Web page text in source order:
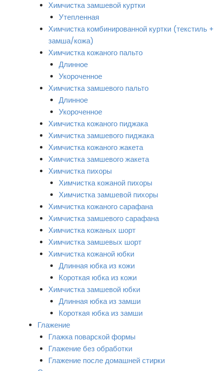
Химчистка замшевой куртки
Утепленная
Химчистка комбинированной куртки (текстиль +
замша/кожа)
Химчистка кожаного пальто
Длинное
Укороченное
Химчистка замшевого пальто
Длинное
Укороченное
Химчистка кожаного пиджака
Химчистка замшевого пиджака
Химчистка кожаного жакета
Химчистка замшевого жакета
Химчистка пихоры
Химчистка кожаной пихоры
Химчистка замшевой пихоры
Химчистка кожаного сарафана
Химчистка замшевого сарафана
Химчистка кожаных шорт
Химчистка замшевых шорт
Химчистка кожаной юбки
Длинная юбка из кожи
Короткая юбка из кожи
Химчистка замшевой юбки
Длинная юбка из замши
Короткая юбка из замши
Глажение
Глажка поварской формы
Глажение без обработки
Глажение после домашней стирки